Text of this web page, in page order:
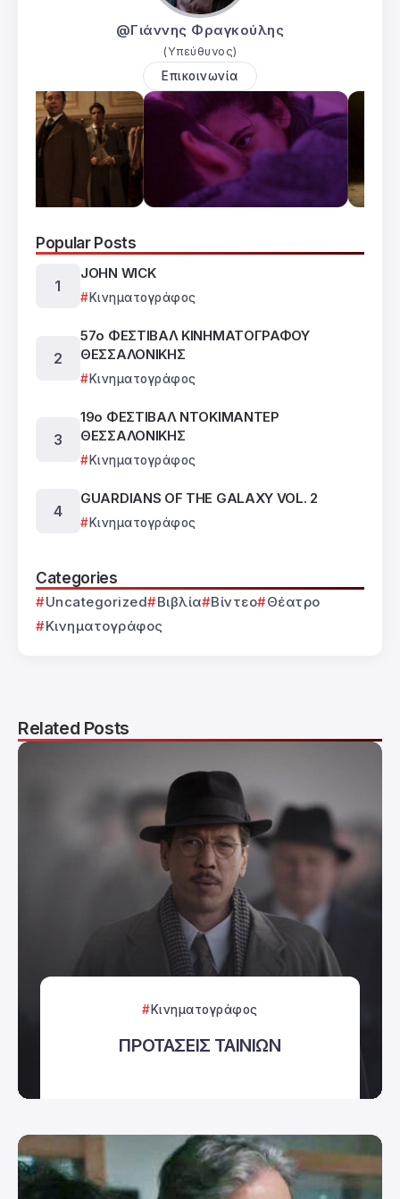
@Γιάννης Φραγκούλης
(Υπεύθυνος)
Επικοινωνία
Popular Posts
JOHN WICK
Κινηματογράφος
57ο ΦΕΣΤΙΒΑΛ ΚΙΝΗΜΑΤΟΓΡΑΦΟΥ
ΘΕΣΣΑΛΟΝΙΚΗΣ
Κινηματογράφος
19ο ΦΕΣΤΙΒΑΛ ΝΤΟΚΙΜΑΝΤΕΡ
ΘΕΣΣΑΛΟΝΙΚΗΣ
Κινηματογράφος
GUARDIANS OF THE GALAXY VOL. 2
Κινηματογράφος
Categories
Uncategorized Βιβλία Βίντεο
Θέατρο
Κινηματογράφος
Related Posts
Κινηματογράφος
ΠΡΟΤΑΣΕΙΣ ΤΑΙΝΙΩΝ